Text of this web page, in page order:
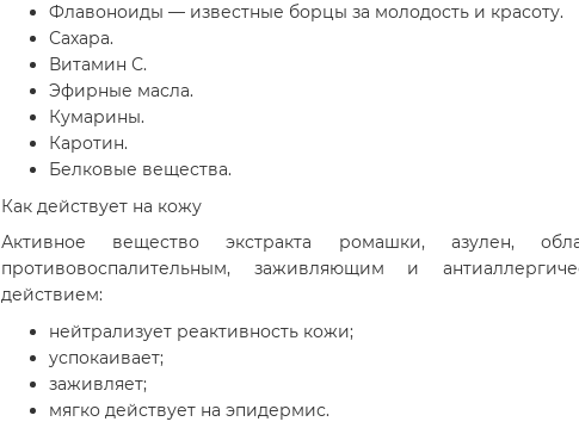
Флавоноиды — известные борцы за молодость и красоту.
Сахара.
Витамин С.
Эфирные масла.
Кумарины.
Каротин.
Белковые вещества.
Как действует на кожу
Активное вещество экстракта ромашки, азулен,
противовоспалительным, заживляющим и
действием:
нейтрализует реактивность кожи;
успокаивает;
заживляет;
мягко действует на эпидермис.